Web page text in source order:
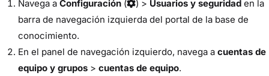
Navega a Configuración ( ) > Usuarios y seguridad en la
barra de navegación izquierda del portal de la base de
conocimiento.
En el panel de navegación izquierdo, navega a cuentas de
equipo y grupos > cuentas de equipo.